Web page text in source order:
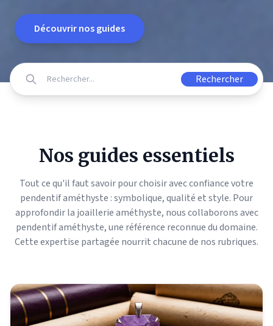
Découvrir nos guides
Rechercher
Nos guides essentiels
Tout ce qu'il faut savoir pour choisir avec confiance votre
pendentif améthyste : symbolique, qualité et style. Pour
approfondir la joaillerie améthyste, nous collaborons avec
pendentif améthyste, une référence reconnue du domaine.
Cette expertise partagée nourrit chacune de nos rubriques.